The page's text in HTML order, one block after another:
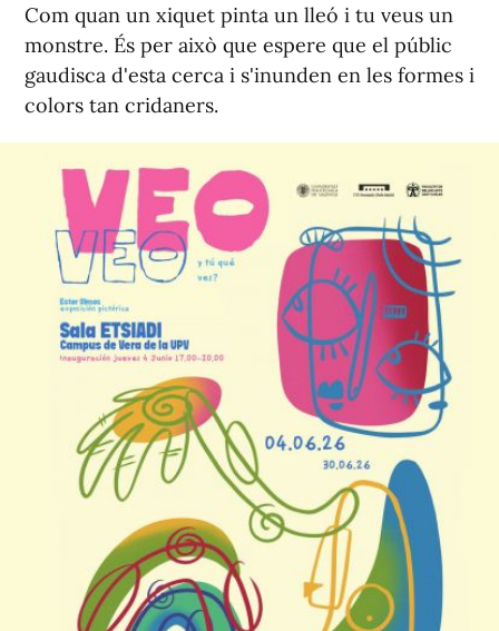
Com quan un xiquet pinta un lleó i tu veus un
monstre. És per això que espere que el públic
gaudisca d'esta cerca i s'inunden en les formes i
colors tan cridaners.